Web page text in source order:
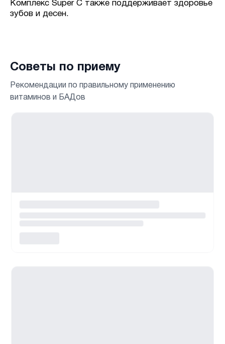
Комплекс Super C также поддерживает здоровье
зубов и десен.
Советы по приему
Рекомендации по правильному применению
витаминов и БАДов